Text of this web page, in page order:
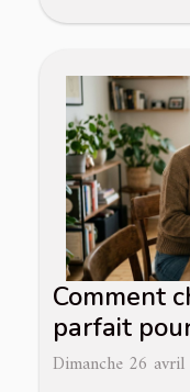
Comment
parfait
Dimanche 26